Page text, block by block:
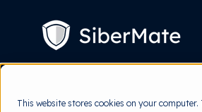
This website stores cookies on your
CONTENT